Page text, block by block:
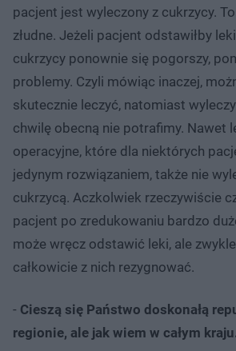
pacjent jest wyleczony z cukrzycy.
złudne. Jeżeli pacjent odstawiłby
cukrzycy ponownie się pogorszy,
problemy. Czyli mówiąc inaczej,
skutecznie leczyć, natomiast
chwilę obecną nie potrafimy. Nawet
operacyjne, które dla niektórych
jedynym rozwiązaniem, także nie
cukrzycą. Aczkolwiek rzeczywiście
pacjent po zredukowaniu bardzo
może wręcz odstawić leki, ale
całkowicie z nich rezygnować.
- Cieszą się Państwo doskonałą
regionie, ale jak wiem w całym